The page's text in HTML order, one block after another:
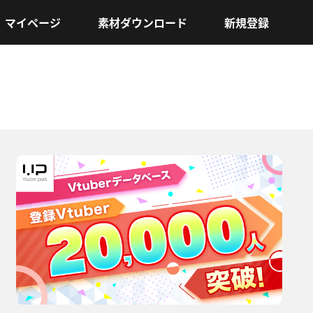
マイページ 素材ダウンロード 新規登録